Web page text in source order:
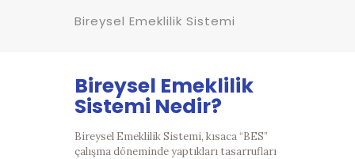
Bireysel Emeklilik Sistemi
Bireysel Emeklilik
Sistemi Nedir?
Bireysel Emeklilik Sistemi, kısaca “BES”
çalışma döneminde yaptıkları tasarrufları